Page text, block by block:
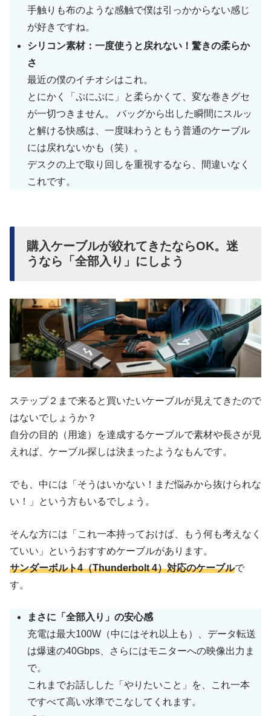
手触りも布のような感触で僕は引っかからない感じ
が好きですね。
シリコン素材：一度使うと戻れない！驚きの柔らか
さ
最近の僕のイチオシはこれ。
とにかく「ぷにぷに」と柔らかくて、変な巻きグセ
が一切つきません。 バッグから出した瞬間にスルッ
と解ける快感は、一度味わうともう普通のケーブル
には戻れないかも（笑）。
デスクの上で取り回しを重視するなら、間違いなく
これです。
購入ケーブルが絞れてきたならOK。迷
うなら「全部入り」にしよう
ステップ２まで来ると買いたいケーブルが見えてきたので
はないでしょうか？
自分の目的（用途）を達成するケーブルで素材や長さが見
えれば、ケーブル探しは決まったようなもんです。
でも、中には「そうはいかない！まだ悩みから抜けられな
い！」という方もいるでしょう。
そんな方には「これ一本持っておけば、もう何も考えなく
ていい」というおすすめケーブルがあります。
サンダーボルト4（Thunderbolt 4）対応のケーブルで
す。
まさに「全部入り」の安心感
充電は最大100W（中にはそれ以上も）、データ転送
は爆速の40Gbps、さらにはモニターへの映像出力ま
で。
これまでお話しした「やりたいこと」を、これ一本
ですべて高い水準でこなしてくれます。